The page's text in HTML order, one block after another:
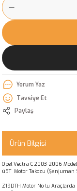
Yorum Yaz
Tavsiye Et
Paylaş
Ürün Bilgisi
Opel Vectra C 2003-2006
üST Motor Takozu
Z19DTH Motor No lu Araçlarda